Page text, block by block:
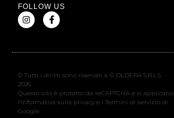
FOLLOW US
© Tutti i diritti sono riservati a © OLDERA S.R.L.S.
2026
Questo sito è protetto da reCAPTCHA e si applicano
l’Informativa sulla privacy e i Termini di servizio di
Google.